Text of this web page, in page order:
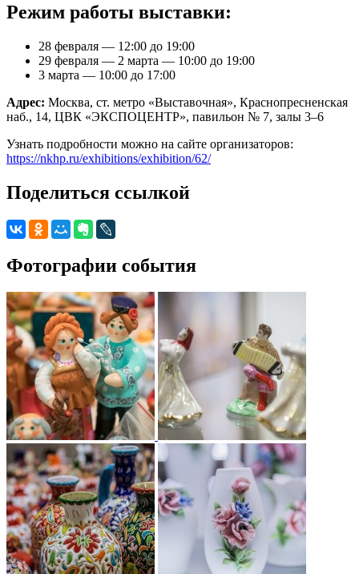
Режим работы выставки:
28 февраля — 12:00 до 19:00
29 февраля — 2 марта — 10:00 до 19:00
3 марта — 10:00 до 17:00
Адрес: Москва, cт. метро «Выставочная», Краснопресненская
наб., 14, ЦВК «ЭКСПОЦЕНТР», павильон № 7, залы 3–6
Узнать подробности можно на сайте организаторов:
https://nkhp.ru/exhibitions/exhibition/62/
Поделиться ссылкой
Фотографии события